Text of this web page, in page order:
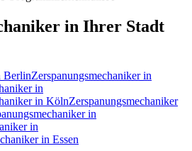
in Ihrer Stadt
BerlinZerspanungsmechanikerin
in
in KölnZerspanungsmechaniker
in
in
in Essen